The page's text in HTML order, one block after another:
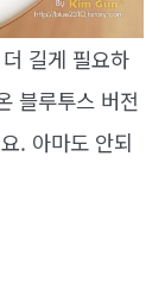
길게 필요하
블루투스 버전
. 아마도 안되